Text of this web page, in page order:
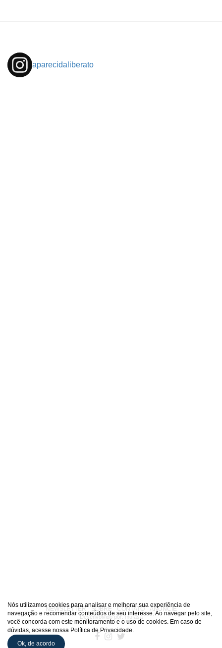
aparecidaliberato
NEWSLETTER SOBRE CONTATO ANUNCIE
Desenvolvido por:mufasa
Nós utilizamos cookies para analisar e melhorar sua experiência de
navegação e recomendar conteúdos de seu interesse. Ao navegar pelo site,
você concorda com este monitoramento e o uso de cookies. Em caso de
dúvidas, acesse nossa Política de Privacidade.
Ok, de acordo